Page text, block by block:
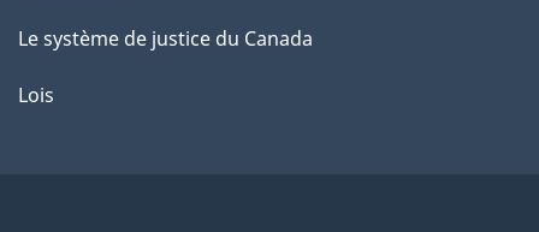
Le système de justice du Canada
Lois